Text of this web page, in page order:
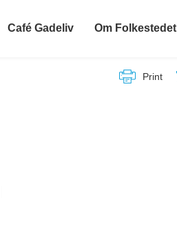
Café Gadeliv Om Folkestedet
Print